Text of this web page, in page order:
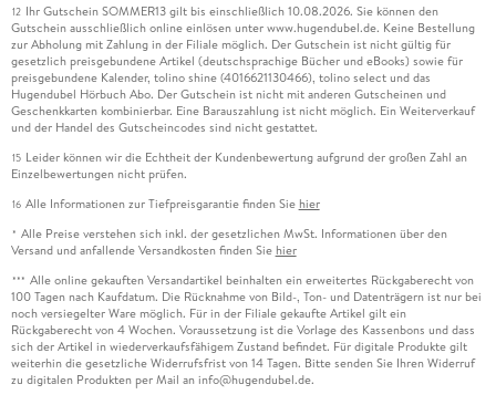
12 Ihr Gutschein SOMMER13 gilt bis einschließlich 10.08.2026. Sie können den
Gutschein ausschließlich online einlösen unter www.hugendubel.de. Keine Bestellung
zur Abholung mit Zahlung in der Filiale möglich. Der Gutschein ist nicht gültig für
gesetzlich preisgebundene Artikel (deutschsprachige Bücher und eBooks) sowie für
preisgebundene Kalender, tolino shine (4016621130466), tolino select und das
Hugendubel Hörbuch Abo. Der Gutschein ist nicht mit anderen Gutscheinen und
Geschenkkarten kombinierbar. Eine Barauszahlung ist nicht möglich. Ein Weiterverkauf
und der Handel des Gutscheincodes sind nicht gestattet.
15 Leider können wir die Echtheit der Kundenbewertung aufgrund der großen Zahl an
Einzelbewertungen nicht prüfen.
16 Alle Informationen zur Tiefpreisgarantie finden Sie hier
* Alle Preise verstehen sich inkl. der gesetzlichen MwSt. Informationen über den
Versand und anfallende Versandkosten finden Sie hier
*** Alle online gekauften Versandartikel beinhalten ein erweitertes Rückgaberecht von
100 Tagen nach Kaufdatum. Die Rücknahme von Bild-, Ton- und Datenträgern ist nur bei
noch versiegelter Ware möglich. Für in der Filiale gekaufte Artikel gilt ein
Rückgaberecht von 4 Wochen. Voraussetzung ist die Vorlage des Kassenbons und dass
sich der Artikel in wiederverkaufsfähigem Zustand befindet. Für digitale Produkte gilt
weiterhin die gesetzliche Widerrufsfrist von 14 Tagen. Bitte senden Sie Ihren Widerruf
zu digitalen Produkten per Mail an info@hugendubel.de.